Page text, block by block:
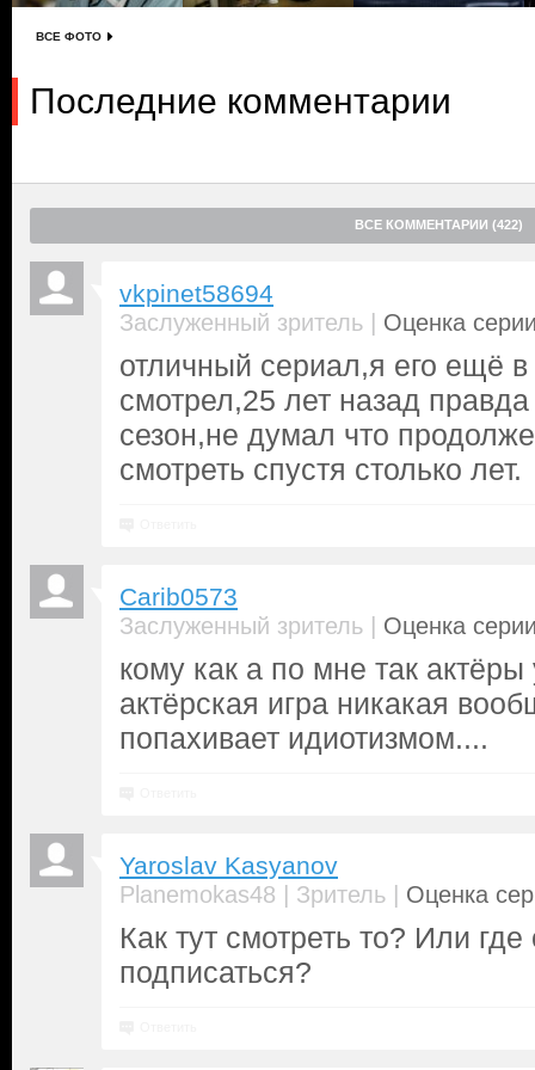
ВСЕ ФОТО
Последние комментарии
ВСЕ КОММЕНТАРИИ (422)
vkpinet58694
Заслуженный зритель | Оценка
отличный сериал,я его ещё в
смотрел,25 лет назад
сезон,не думал что
смотреть спустя столько лет.
Carib0573
Заслуженный зритель | Оценка
кому как а по мне так
актёрская игра никакая
попахивает идиотизмом....
Yaroslav Kasyanov
Planemokas48 | Зритель | Оценка
Как тут смотреть то? Или
подписаться?